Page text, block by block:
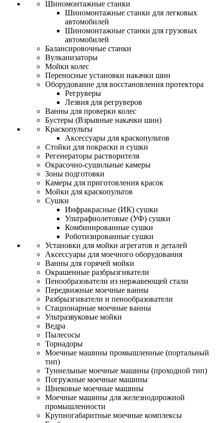
Шиномонтажные станки
Шиномонтажные станки для легковых
автомобилей
Шиномонтажные станки для грузовых
автомобилей
Балансировочные станки
Вулканизаторы
Мойки колес
Переносные установки накачки шин
Оборудование для восстановления протектора
Регруверы
Лезвия для регруверов
Ванны для проверки колес
Бустеры (Взрывные накачки шин)
Краскопульты
Аксессуары для краскопультов
Стойки для покраски и сушки
Регенераторы растворителя
Окрасочно-сушильные камеры
Зоны подготовки
Камеры для приготовления красок
Мойки для краскопультов
Сушки
Инфракрасные (ИК) сушки
Ультрафиолетовые (УФ) сушки
Комбинированные сушки
Роботизированные сушки
Установки для мойки агрегатов и деталей
Аксессуары для моечного оборудования
Ванны для горячей мойки
Окрашенные разбрызгиватели
Пенообразователи из нержавеющей стали
Передвижные моечные ванны
Разбрызгиватели и пенообразователи
Стационарные моечные ванны
Ультразвуковые мойки
Ведра
Пылесосы
Торнадоры
Моечные машины промышленные (портальный
тип)
Туннельные моечные машины (проходной тип)
Погружные моечные машины
Шнековые моечные машины
Моечные машины для железнодорожной
промышленности
Крупногабаритные моечные комплексы